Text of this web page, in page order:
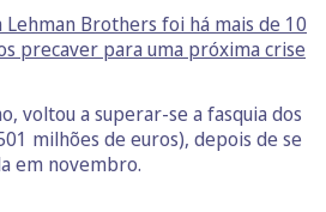
Lehman Brothers foi há mais de 10
precaver para uma próxima crise
voltou a superar-se a fasquia dos
milhões de euros), depois de se
em novembro.